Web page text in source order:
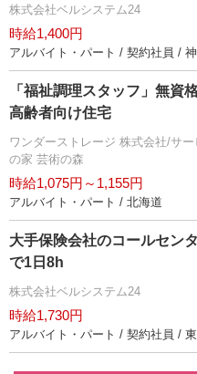
株式会社ベルシステム24
時給1,400円
アルバイト・パート / 契約社員 /
「福祉調理スタッフ」無資
高齢者向け住宅
ワンダーストレージ 株式会社/サ
の家 芸術の森
時給1,075円～1,155円
アルバイト・パート / 北海道
大手保険会社のコールセン
で1日8h
株式会社ベルシステム24
時給1,730円
アルバイト・パート / 契約社員 /